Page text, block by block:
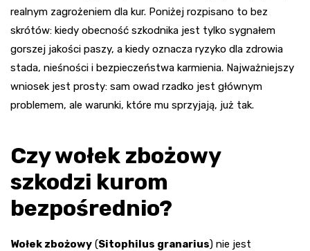
realnym zagrożeniem dla kur. Poniżej rozpisano to bez
skrótów: kiedy obecność szkodnika jest tylko sygnałem
gorszej jakości paszy, a kiedy oznacza ryzyko dla zdrowia
stada, nieśności i bezpieczeństwa karmienia. Najważniejszy
wniosek jest prosty: sam owad rzadko jest głównym
problemem, ale warunki, które mu sprzyjają, już tak.
Czy wołek zbożowy
szkodzi kurom
bezpośrednio?
Wołek zbożowy (Sitophilus granarius) nie jest